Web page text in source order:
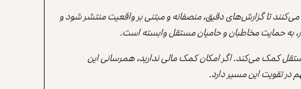
می‌کنند تا گزارش‌های دقیق، منصفانه و مبتنی بر واقعیت منتشر شود و
به حمایت مخاطبان و حامیان مستقل وابسته است.
کمک می‌کند. اگر امکان کمک مالی ندارید، همرسانی این
تقویت این مسیر دارد.